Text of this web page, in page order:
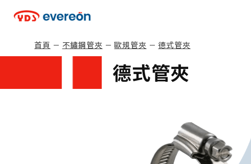
首頁 不鏽鋼管夾 歐規管夾 德式管夾
德式管夾